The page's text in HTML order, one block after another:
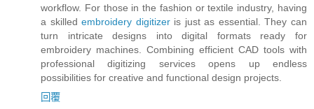
workflow. For those in the fashion or textile industry, having
a skilledembroidery digitizeris just as essential. They can
turn intricate designs into digital formats ready for
embroidery machines. Combining efficient CAD tools with
professional digitizing services opens up endless
possibilities for creative and functional design projects.
回覆